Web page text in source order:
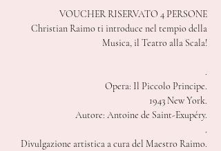
VOUCHER RISERVATO 4 PERSONE
Christian Raimo ti introduce nel tempio della
Musica, il Teatro alla Scala!
.
Opera: Il Piccolo Principe.
1943 New York.
Autore: Antoine de Saint-Exupéry.
.
Divulgazione artistica a cura del Maestro Raimo.